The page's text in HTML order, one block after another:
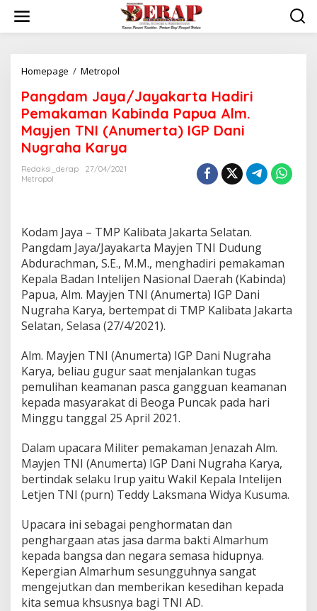
content
Homepage / Metropol
Hadiri
Pemakaman
Kabinda
Papua
Alm.
TNI
Karya
Pangdam Jaya/Jayakarta Hadiri
Pemakaman Kabinda Papua Alm.
Mayjen TNI (Anumerta) IGP Dani
Nugraha Karya
Redaksi_derap
27/04/2021
Metropol
Kodam Jaya – TMP Kalibata Jakarta Selatan.
Pangdam Jaya/Jayakarta Mayjen TNI Dudung
Abdurachman, S.E., M.M., menghadiri pemakaman
Kepala Badan Intelijen Nasional Daerah (Kabinda)
Papua, Alm. Mayjen TNI (Anumerta) IGP Dani
Nugraha Karya, bertempat di TMP Kalibata Jakarta
Selatan, Selasa (27/4/2021).
Alm. Mayjen TNI (Anumerta) IGP Dani Nugraha
Karya, beliau gugur saat menjalankan tugas
pemulihan keamanan pasca gangguan keamanan
kepada masyarakat di Beoga Puncak pada hari
Minggu tanggal 25 April 2021.
Dalam upacara Militer pemakaman Jenazah Alm.
Mayjen TNI (Anumerta) IGP Dani Nugraha Karya,
bertindak selaku Irup yaitu Wakil Kepala Intelijen
Letjen TNI (purn) Teddy Laksmana Widya Kusuma.
Upacara ini sebagai penghormatan dan
penghargaan atas jasa darma bakti Almarhum
kepada bangsa dan negara semasa hidupnya.
Kepergian Almarhum sesungguhnya sangat
mengejutkan dan memberikan kesedihan kepada
kita semua khsusnya bagi TNI AD.